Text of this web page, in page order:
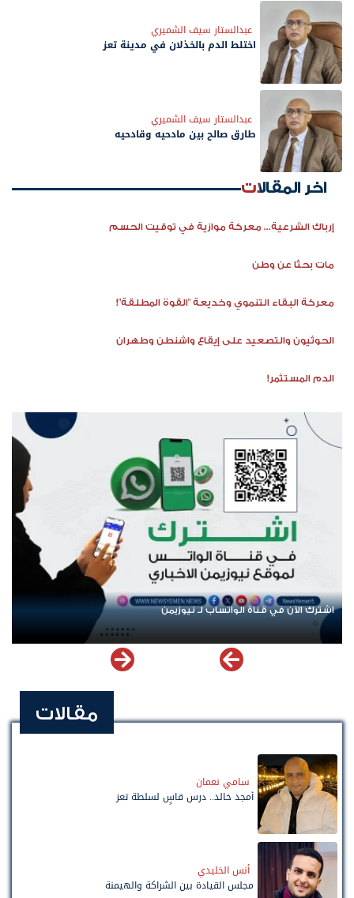
عبدالستار سيف الشميري
اختلط الدم بالخذلان في مدينة تعز
عبدالستار سيف الشميري
طارق صالح بين مادحيه وقادحيه
اخر المقالات
إرباك الشرعية... معركة موازية في توقيت الحسم
مات بحثًا عن وطن
معركة البقاء التنموي وخديعة "القوة المطلقة"!
الحوثيون والتصعيد على إيقاع واشنطن وطهران
الدم المستثمر!
اشترك الآن في قناة الواتساب لـ نيوزيمن
مقالات
سامي نعمان
أمجد خالد.. درس قاسٍ لسلطة تعز
أنس الخليدي
مجلس القيادة بين الشراكة والهيمنة